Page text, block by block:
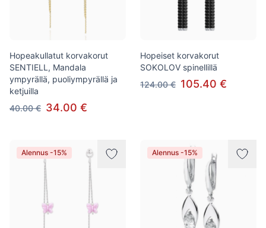
Hopeakullatut korvakorut
SENTIELL, Mandala
ympyrällä, puoliympyrällä ja
ketjuilla
40.00 € 34.00 €
Hopeiset korvakorut
SOKOLOV spinellillä
124.00 € 105.40 €
Alennus -15% Alennus -15%